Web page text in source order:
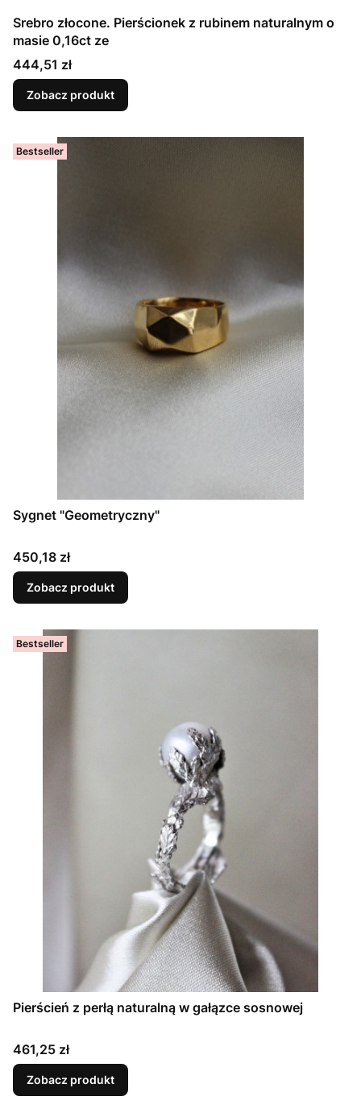
Srebro złocone. Pierścionek z rubinem naturalnym o
masie 0,16ct ze
Cena
444,51 zł
Zobacz produkt
Bestseller
Sygnet "Geometryczny"
Cena
450,18 zł
Zobacz produkt
Bestseller
Pierścień z perłą naturalną w gałązce sosnowej
Cena
461,25 zł
Zobacz produkt